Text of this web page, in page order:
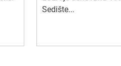
Sedište...